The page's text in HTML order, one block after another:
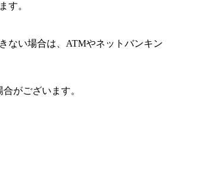
す。
ない場合は、ATMやネットバンキン
がございます。